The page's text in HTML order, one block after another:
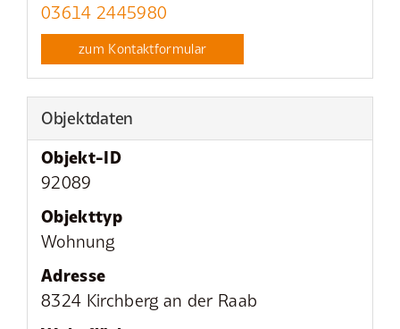
03614 2445980
zum Kontaktformular
Objektdaten
Objekt-ID
92089
Objekttyp
Wohnung
Adresse
8324 Kirchberg an der Raab